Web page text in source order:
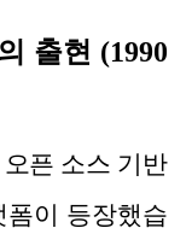
출현 (1990
픈 소스 기반
이 등장했습